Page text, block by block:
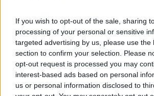
If you wish to opt-out of the sale, sharing
processing of your personal or sensitive
targeted advertising by us, please use the
section to confirm your selection. Please
opt-out request is processed you may
interest-based ads based on personal
us or personal information disclosed to